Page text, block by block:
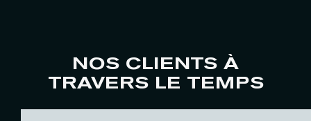
NOS CLIENTS À
TRAVERS LE TEMPS